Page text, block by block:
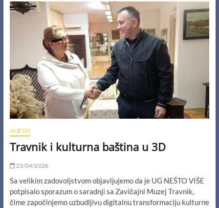
okviru
projekta
Building
Bridges
Peace
and
Sustainability”
uspješno
održan
u
Jablanici
VIJESTI
Travnik i kulturna baština u 3D
23/04/2026
Sa velikim zadovoljstvom objavljujemo da je UG NEŠTO VIŠE
potpisalo sporazum o saradnji sa Zavičajni Muzej Travnik,
čime započinjemo uzbudljivu digitalnu transformaciju kulturne